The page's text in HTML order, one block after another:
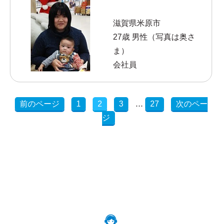
滋賀県米原市
27歳 男性（写真は奥さ
ま）
会社員
前のページ 1 2 3 … 27
次のペー
ジ